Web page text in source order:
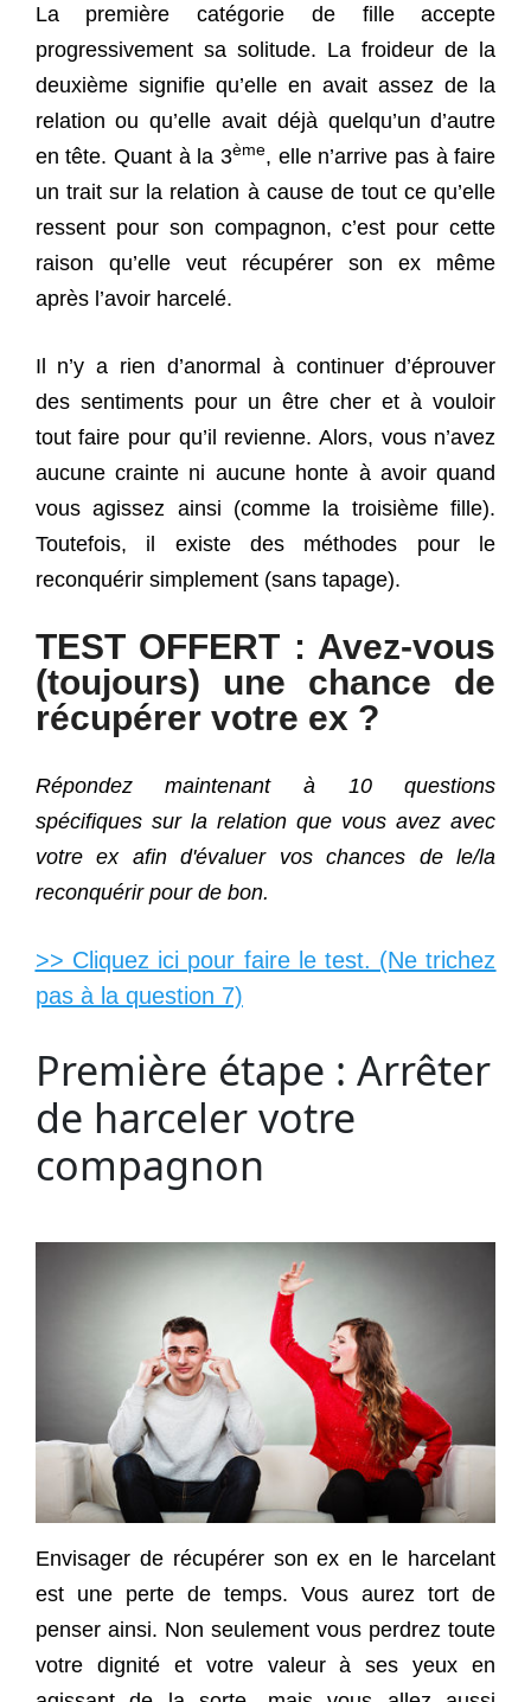
La première catégorie de fille accepte
progressivement sa solitude. La froideur de la
deuxième signifie qu’elle en avait assez de la
relation ou qu’elle avait déjà quelqu’un d’autre
en tête. Quant à la 3ème, elle n’arrive pas à faire
un trait sur la relation à cause de tout ce qu’elle
ressent pour son compagnon, c’est pour cette
raison qu’elle veut récupérer son ex même
après l’avoir harcelé.
Il n’y a rien d’anormal à continuer d’éprouver
des sentiments pour un être cher et à vouloir
tout faire pour qu’il revienne. Alors, vous n’avez
aucune crainte ni aucune honte à avoir quand
vous agissez ainsi (comme la troisième fille).
Toutefois, il existe des méthodes pour le
reconquérir simplement (sans tapage).
TEST OFFERT : Avez-vous
(toujours) une chance de
récupérer votre ex ?
Répondez maintenant à 10 questions
spécifiques sur la relation que vous avez avec
votre ex afin d'évaluer vos chances de le/la
reconquérir pour de bon.
>> Cliquez ici pour faire le test. (Ne trichez
pas à la question 7)
Première étape : Arrêter
de harceler votre
compagnon
Envisager de récupérer son ex en le harcelant
est une perte de temps. Vous aurez tort de
penser ainsi. Non seulement vous perdrez toute
votre dignité et votre valeur à ses yeux en